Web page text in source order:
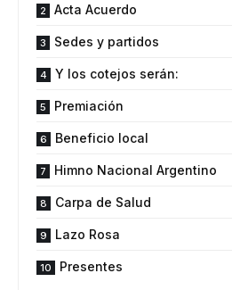
Acta Acuerdo
Sedes y partidos
Y los cotejos serán:
Premiación
Beneficio local
Himno Nacional Argentino
Carpa de Salud
Lazo Rosa
Presentes